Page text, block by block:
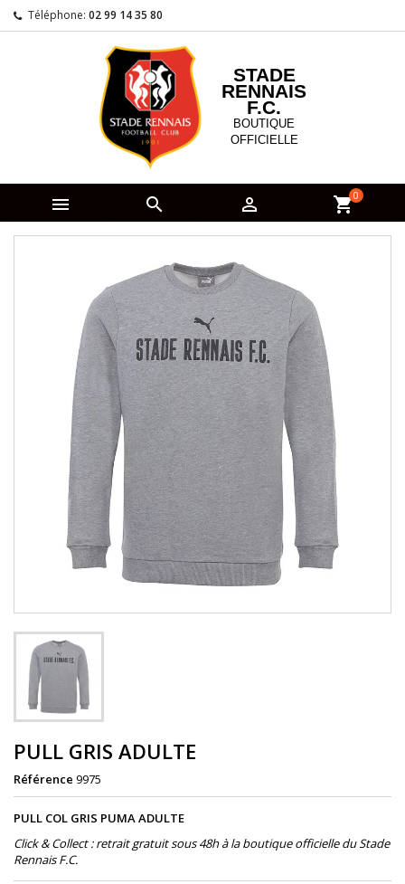
Téléphone: 02 99 14 35 80
STADE
RENNAIS
F.C.
BOUTIQUE
OFFICIELLE
   shopping_cart0
PULL GRIS ADULTE
Référence 9975
PULL COL GRIS PUMA ADULTE
Click & Collect : retrait gratuit sous 48h à la boutique officielle du Stade
Rennais F.C.